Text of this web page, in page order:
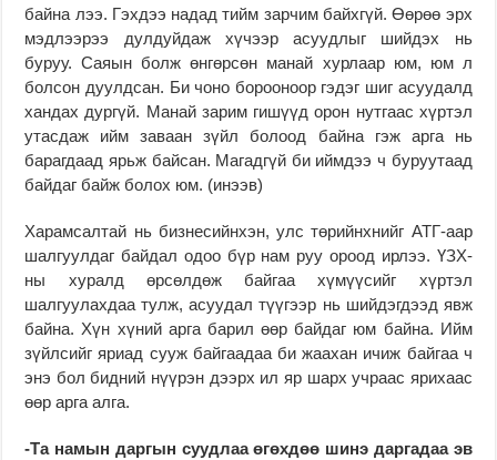
байна лээ. Гэхдээ надад тийм зарчим байхгүй. Өөрөө эрх
мэдлээрээ дулдуйдаж хүчээр асуудлыг шийдэх нь
буруу. Саяын болж өнгөрсөн манай хурлаар юм, юм л
болсон дуулдсан. Би чоно борооноор гэдэг шиг асуудалд
хандах дургүй. Манай зарим гишүүд орон нутгаас хүртэл
утасдаж ийм заваан зүйл болоод байна гэж арга нь
барагдаад ярьж байсан. Магадгүй би иймдээ ч буруутаад
байдаг байж болох юм. (инээв)
Харамсалтай нь бизнесийнхэн, улс төрийнхнийг АТГ-аар
шалгуулдаг байдал одоо бүр нам руу ороод ирлээ. ҮЗХ-
ны хуралд өрсөлдөж байгаа хүмүүсийг хүртэл
шалгуулахдаа тулж, асуудал түүгээр нь шийдэгдээд явж
байна. Хүн хүний арга барил өөр байдаг юм байна. Ийм
зүйлсийг яриад сууж байгаадаа би жаахан ичиж байгаа ч
энэ бол бидний нүүрэн дээрх ил яр шарх учраас ярихаас
өөр арга алга.
-Та намын даргын суудлаа өгөхдөө шинэ даргадаа эв